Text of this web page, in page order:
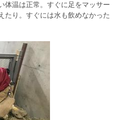
体温は正常。すぐに足をマッサー
たり。すぐには水も飲めなかった